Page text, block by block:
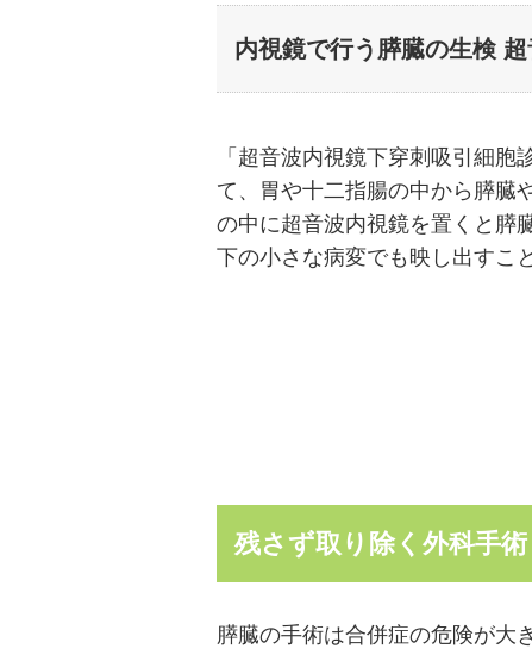
内視鏡で行う膵臓の生検
「超音波内視鏡下穿刺吸引細
て、胃や十二指腸の中から膵臓
の中に超音波内視鏡を置くと膵
下の小さな病変でも映し出すこ
残さず取り除く外科手術
膵臓の手術は合併症の危険が大